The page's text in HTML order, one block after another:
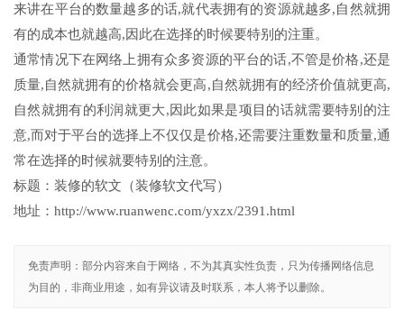
来讲在平台的数量越多的话,就代表拥有的资源就越多,自然就拥
有的成本也就越高,因此在选择的时候要特别的注重。
通常情况下在网络上拥有众多资源的平台的话,不管是价格,还是
质量,自然就拥有的价格就会更高,自然就拥有的经济价值就更高,
自然就拥有的利润就更大,因此如果是项目的话就需要特别的注
意,而对于平台的选择上不仅仅是价格,还需要注重数量和质量,通
常在选择的时候就要特别的注意。
标题：装修的软文（装修软文代写）
地址：http://www.ruanwenc.com/yxzx/2391.html
免责声明：部分内容来自于网络，不为其真实性负责，只为传播网络信息
为目的，非商业用途，如有异议请及时联系，本人将予以删除。